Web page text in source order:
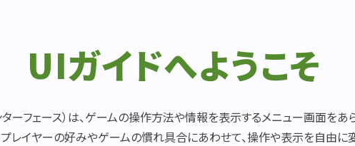
マップに印をつけてチャットで場所を知らせたい
自分が今いる場所をチャットで知らせたい
UIガイドへようこそ
ーフェース）は、ゲームの操作方法や情報を表示するメニュー画面をあ
レイヤーの好みやゲームの慣れ具合にあわせて、操作や表示を自由に